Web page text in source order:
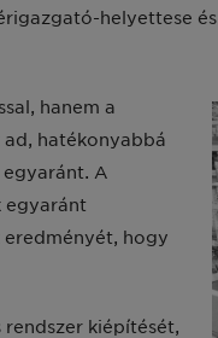
helyettese
hanem a
hatékonyabbá
A
egyaránt
hogy
kiépítését,